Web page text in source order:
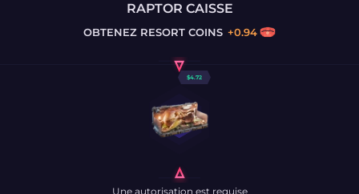
RAPTOR CAISSE
OBTENEZ RESORT COINS +0.94
$4.72
Une autorisation est requise